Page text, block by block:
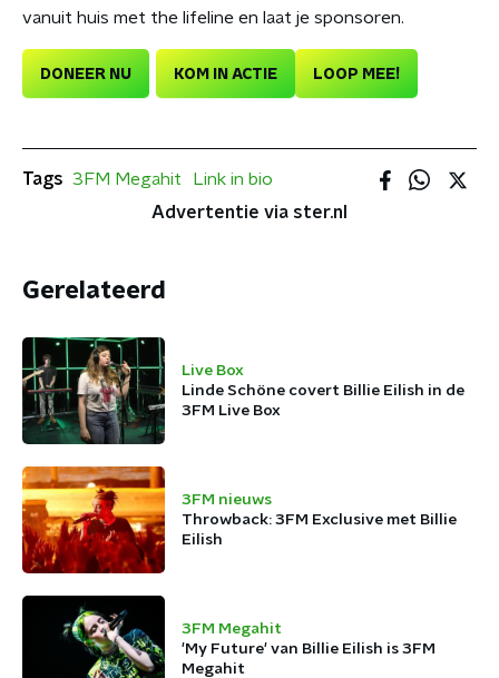
vanuit huis met the lifeline en laat je sponsoren.
DONEER NU KOM IN ACTIE LOOP MEE!
Tags 3FM Megahit
Link in bio
Advertentie via ster.nl
Gerelateerd
Live Box
Linde Schöne covert Billie Eilish in de
3FM Live Box
3FM nieuws
Throwback: 3FM Exclusive met Billie
Eilish
3FM Megahit
'My Future' van Billie Eilish is 3FM
Megahit